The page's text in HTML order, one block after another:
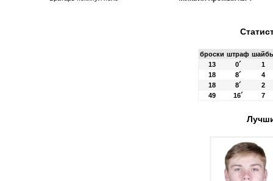
броски штраф
13
0´
1
18
8´
4
18
8´
2
49
16´ 7